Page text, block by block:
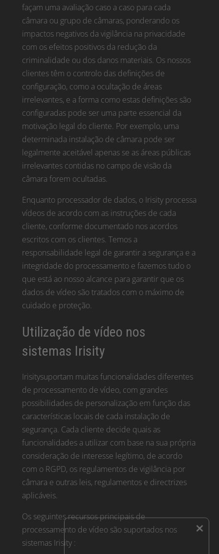
façam uma avaliação caso a caso para cada
câmara ou grupo de câmaras, ponderando os
impactos negativos da vigilância na privacidade
com os efeitos positivos da redução da
criminalidade ou dos danos materiais. Os nossos
clientes têm o controlo das definições de
configuração, como a ocultação de áreas
irrelevantes, e a forma como estas definições são
configuradas pode ser uma parte essencial da
motivação legal do cliente. Por exemplo, uma
determinada instalação de câmara pode ser
legalmente aceitável apenas se as áreas públicas
irrelevantes contidas no campo de visão da
câmara forem ocultadas.
Enquanto processador de dados, o Irisity processa
vídeos de acordo com as instruções de cada
cliente, conforme documentado nos acordos
escritos com os clientes. Temos a
responsabilidade legal de garantir a segurança e a
integridade do processamento e fazemos tudo o
que está ao nosso alcance para garantir que os
dados de vídeo são tratados com o máximo de
cuidado e proteção.
Utilização de vídeo nos
sistemas Irisity
Irisitysuportam muitas funcionalidades diferentes
de processamento de vídeo, com grandes
possibilidades de personalização em função das
características locais de cada instalação de
segurança. Cada cliente decide quais as
funcionalidades a utilizar com base na sua própria
consideração de interesse legítimo, de acordo
com o RGPD, os regulamentos de vigilância por
câmara e outras leis, regulamentos e directrizes
aplicáveis.
Os seguintes recursos principais de
processamento de vídeo são suportados nos
sistemas Irisity :
×